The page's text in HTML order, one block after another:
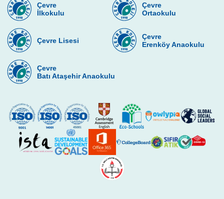
Çevre
İlkokulu
Çevre
Ortaokulu
Çevre Lisesi
Çevre
Erenköy Anaokulu
Çevre
Batı Ataşehir Anaokulu